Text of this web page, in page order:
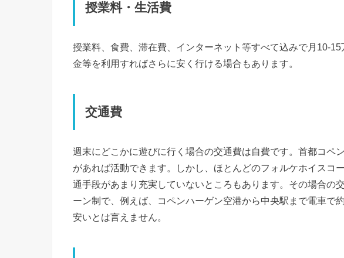
授業料・生活費
授業料、食費、滞在費、インターネット等すべて込みで月10-
金等を利用すればさらに安く行ける場合もあります。
交通費
週末にどこかに遊びに行く場合の交通費は自費です。首都コペ
があれば活動できます。しかし、ほとんどのフォルケホイスコ
通手段があまり充実していないところもあります。その場合の
ーン制で、例えば、コペンハーゲン空港から中央駅まで電車で
安いとは言えません。